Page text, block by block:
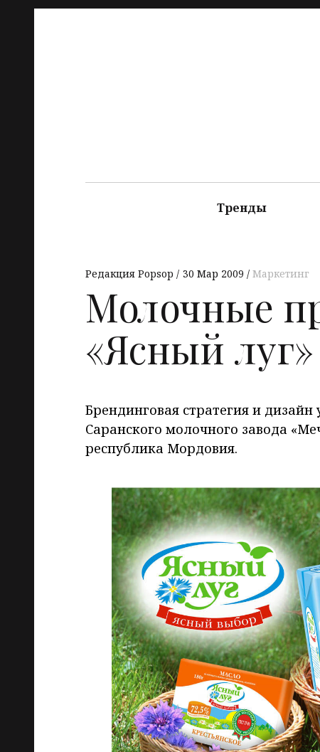
Тренды
Редакция Popsop 30 Мар 2009 Маркетинг
Молочные
«Ясный луг»
Брендинговая стратегия и
Саранского молочного завода
республика Мордовия.